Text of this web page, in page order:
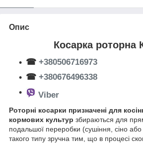
Опис
Косарка роторна
☎ +380506716973
☎ +380676496338
Viber
Роторні косарки призначені для
кормових культур збираються для
подальшої переробки (сушіння, сіно
такого типу зручна тим, що в процесі